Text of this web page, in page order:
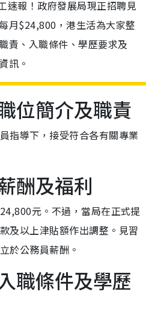
速報！政府發展局現正招聘見
月$24,800，港生活為大家整
責、入職條件、學歷要求及
訊。
位簡介及職責
指導下，接受符合各有關專業
酬及福利
元。不過，當局在正式提
及以上津貼額作出調整。見習
於公務員薪酬。
職條件及學歷